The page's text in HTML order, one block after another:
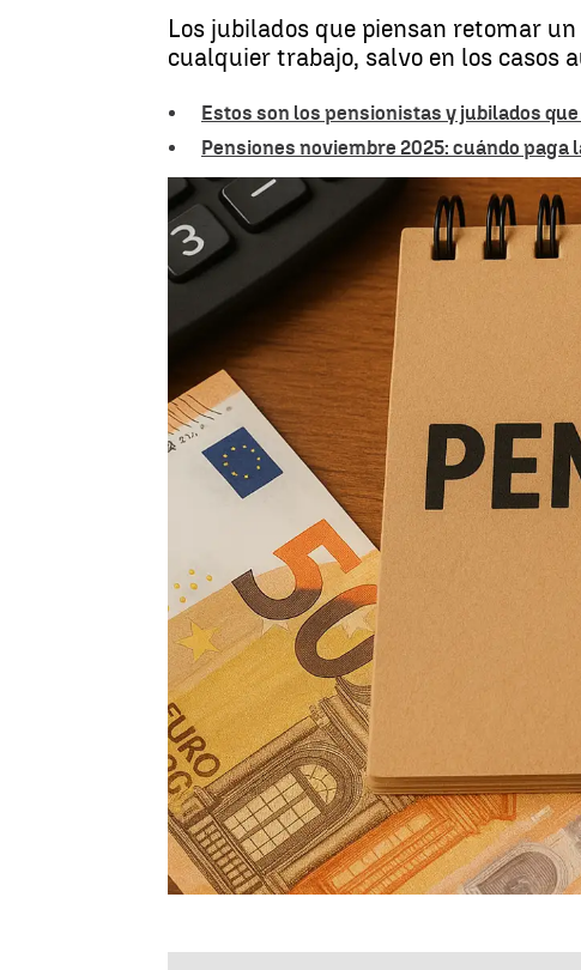
Los jubilados que piensan retomar
cualquier trabajo, salvo en los casos
Estos son los pensionistas y jubilados
Pensiones noviembre 2025: cuándo paga